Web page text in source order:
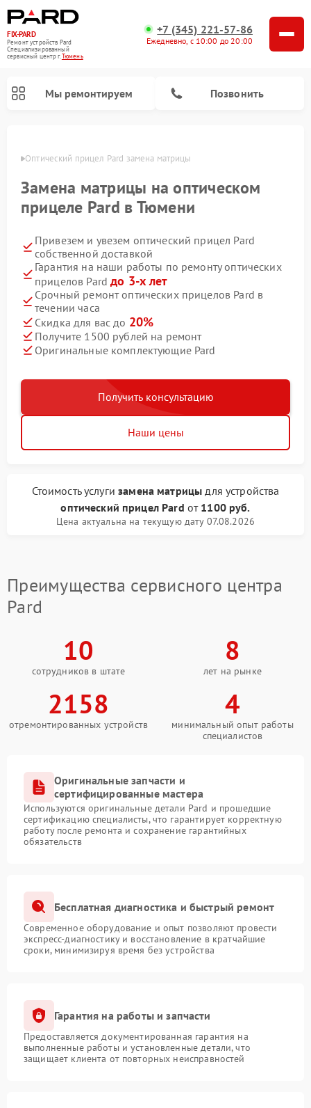
FIX-PARD
Ремонт устройств Pard
Специализированный
cервисный центр г.Тюмень
+7 (345) 221-57-86
Ежедневно, с 10:00 до 20:00
Мы ремонтируем Позвонить
Оптический прицел Pard замена матрицы
Замена матрицы на оптическом
прицеле Pard в Тюмени
Привезем и увезем оптический прицел Pard
собственной доставкой
Гарантия на наши работы по ремонту оптических
прицелов Pardдо 3-х лет
Срочный ремонт оптических прицелов Pard в
течении часа
Скидка для вас до 20%
Получите 1500 рублей на ремонт
Оригинальные комплектующие Pard
Получить консультацию
Наши цены
Стоимость услугизамена матрицы для устройства
оптический прицел Pard от 1100 руб.
Цена актуальна на текущую дату 07.08.2026
Преимущества сервисного центра
Pard
10
сотрудников в штате
8
лет на рынке
2158
отремонтированных устройств
4
минимальный опыт работы
специалистов
Оригинальные запчасти и
сертифицированные мастера
Используются оригинальные детали Pard и прошедшие
сертификацию специалисты, что гарантирует корректную
работу после ремонта и сохранение гарантийных
обязательств
Бесплатная диагностика и быстрый ремонт
Современное оборудование и опыт позволяют провести
экспресс-диагностику и восстановление в кратчайшие
сроки, минимизируя время без устройства
Гарантия на работы и запчасти
Предоставляется документированная гарантия на
выполненные работы и установленные детали, что
защищает клиента от повторных неисправностей